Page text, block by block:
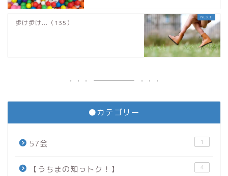
歩け歩け...（135）
●カテゴリー
57会 1
【うちまの知っトク！】 4